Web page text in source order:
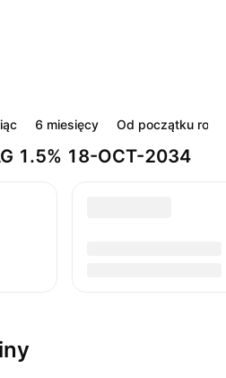
6 miesięcy Od początku roku
1.5% 18-OCT-2034